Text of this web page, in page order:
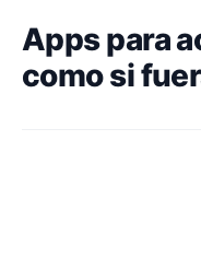
Apps para
como si